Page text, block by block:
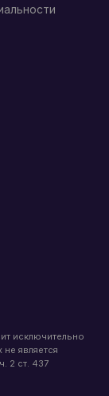
исключительно
является
2 ст. 437